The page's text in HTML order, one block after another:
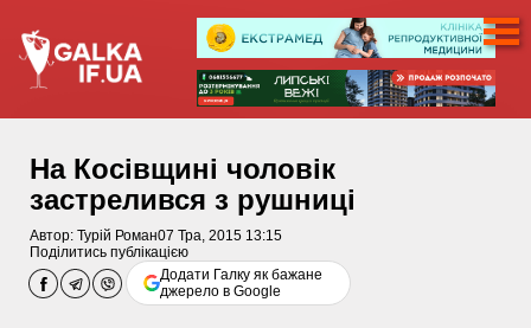
На Косівщині чоловік
застрелився з рушниці
Автор: Турій Роман07 Тра, 2015 13:15
Поділитись публікацією
Додати Галку як бажане
джерело в Google